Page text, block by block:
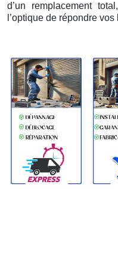
d’un remplacement
l’optique de répondre vos